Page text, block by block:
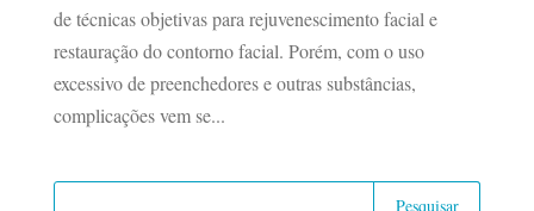
de técnicas objetivas para rejuvenescimento facial e
restauração do contorno facial. Porém, com o uso
excessivo de preenchedores e outras substâncias,
complicações vem se...